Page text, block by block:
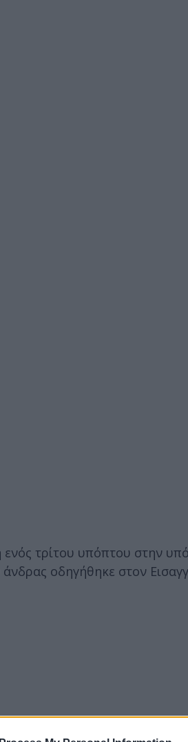
τρίτου υπόπτου στην
οδηγήθηκε στον